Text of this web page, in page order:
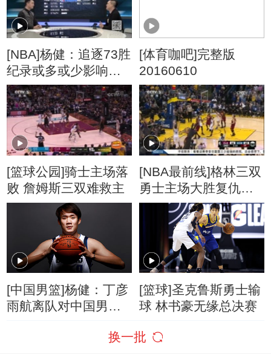
[NBA]杨健：追逐73胜
纪录或多或少影响勇
士体能
[体育咖吧]完整版
20160610
[篮球公园]骑士主场落
败 詹姆斯三双难救主
[NBA最前线]格林三双
勇士主场大胜复仇骑
士
[中国男篮]杨健：丁彦
雨航离队对中国男篮
[篮球]圣克鲁斯勇士输
球 林书豪无缘总决赛
换一批